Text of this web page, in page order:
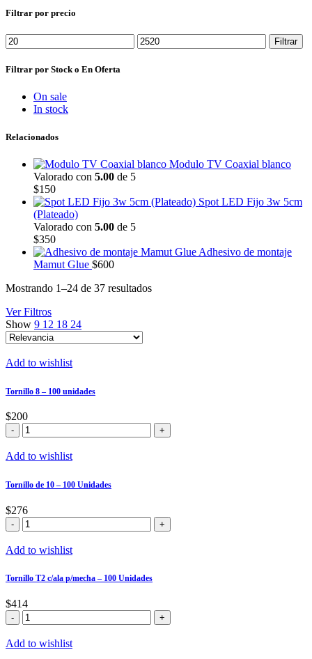
Filtrar por precio
Precio
mínimo
Precio
máximo
Filtrar
Filtrar por Stock o En Oferta
On sale
In stock
Relacionados
Modulo TV Coaxial blanco
Valorado con 5.00 de 5
$150
Spot LED Fijo 3w 5cm
(Plateado)
Valorado con 5.00 de 5
$350
Adhesivo de montaje
Mamut Glue $600
Mostrando 1–24 de 37 resultadosOrdenado
Ver Filtros
Show 9 12 18 24
Add to wishlist
Tornillo 8 – 100 unidades
$200
Tornillo
8
-
cantidad
Add to wishlist
Tornillo de 10 – 100 Unidades
$276
Tornillo
de
10
100
Unidades
cantidad
Add to wishlist
Tornillo T2 c/ala p/mecha – 100 Unidades
$414
Tornillo
T2
c/ala
Add to wishlist